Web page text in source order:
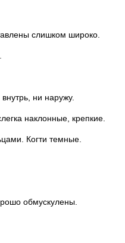
слишком широко.
ни наружу.
наклонные, крепкие.
Когти темные.
обмускулены.